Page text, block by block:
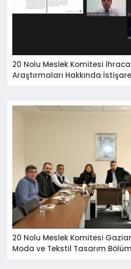
20 Nolu Meslek Komitesi
Araştırmaları Hakkında
20 Nolu Meslek Komitesi
Moda ve Tekstil Tasarım Bölüm